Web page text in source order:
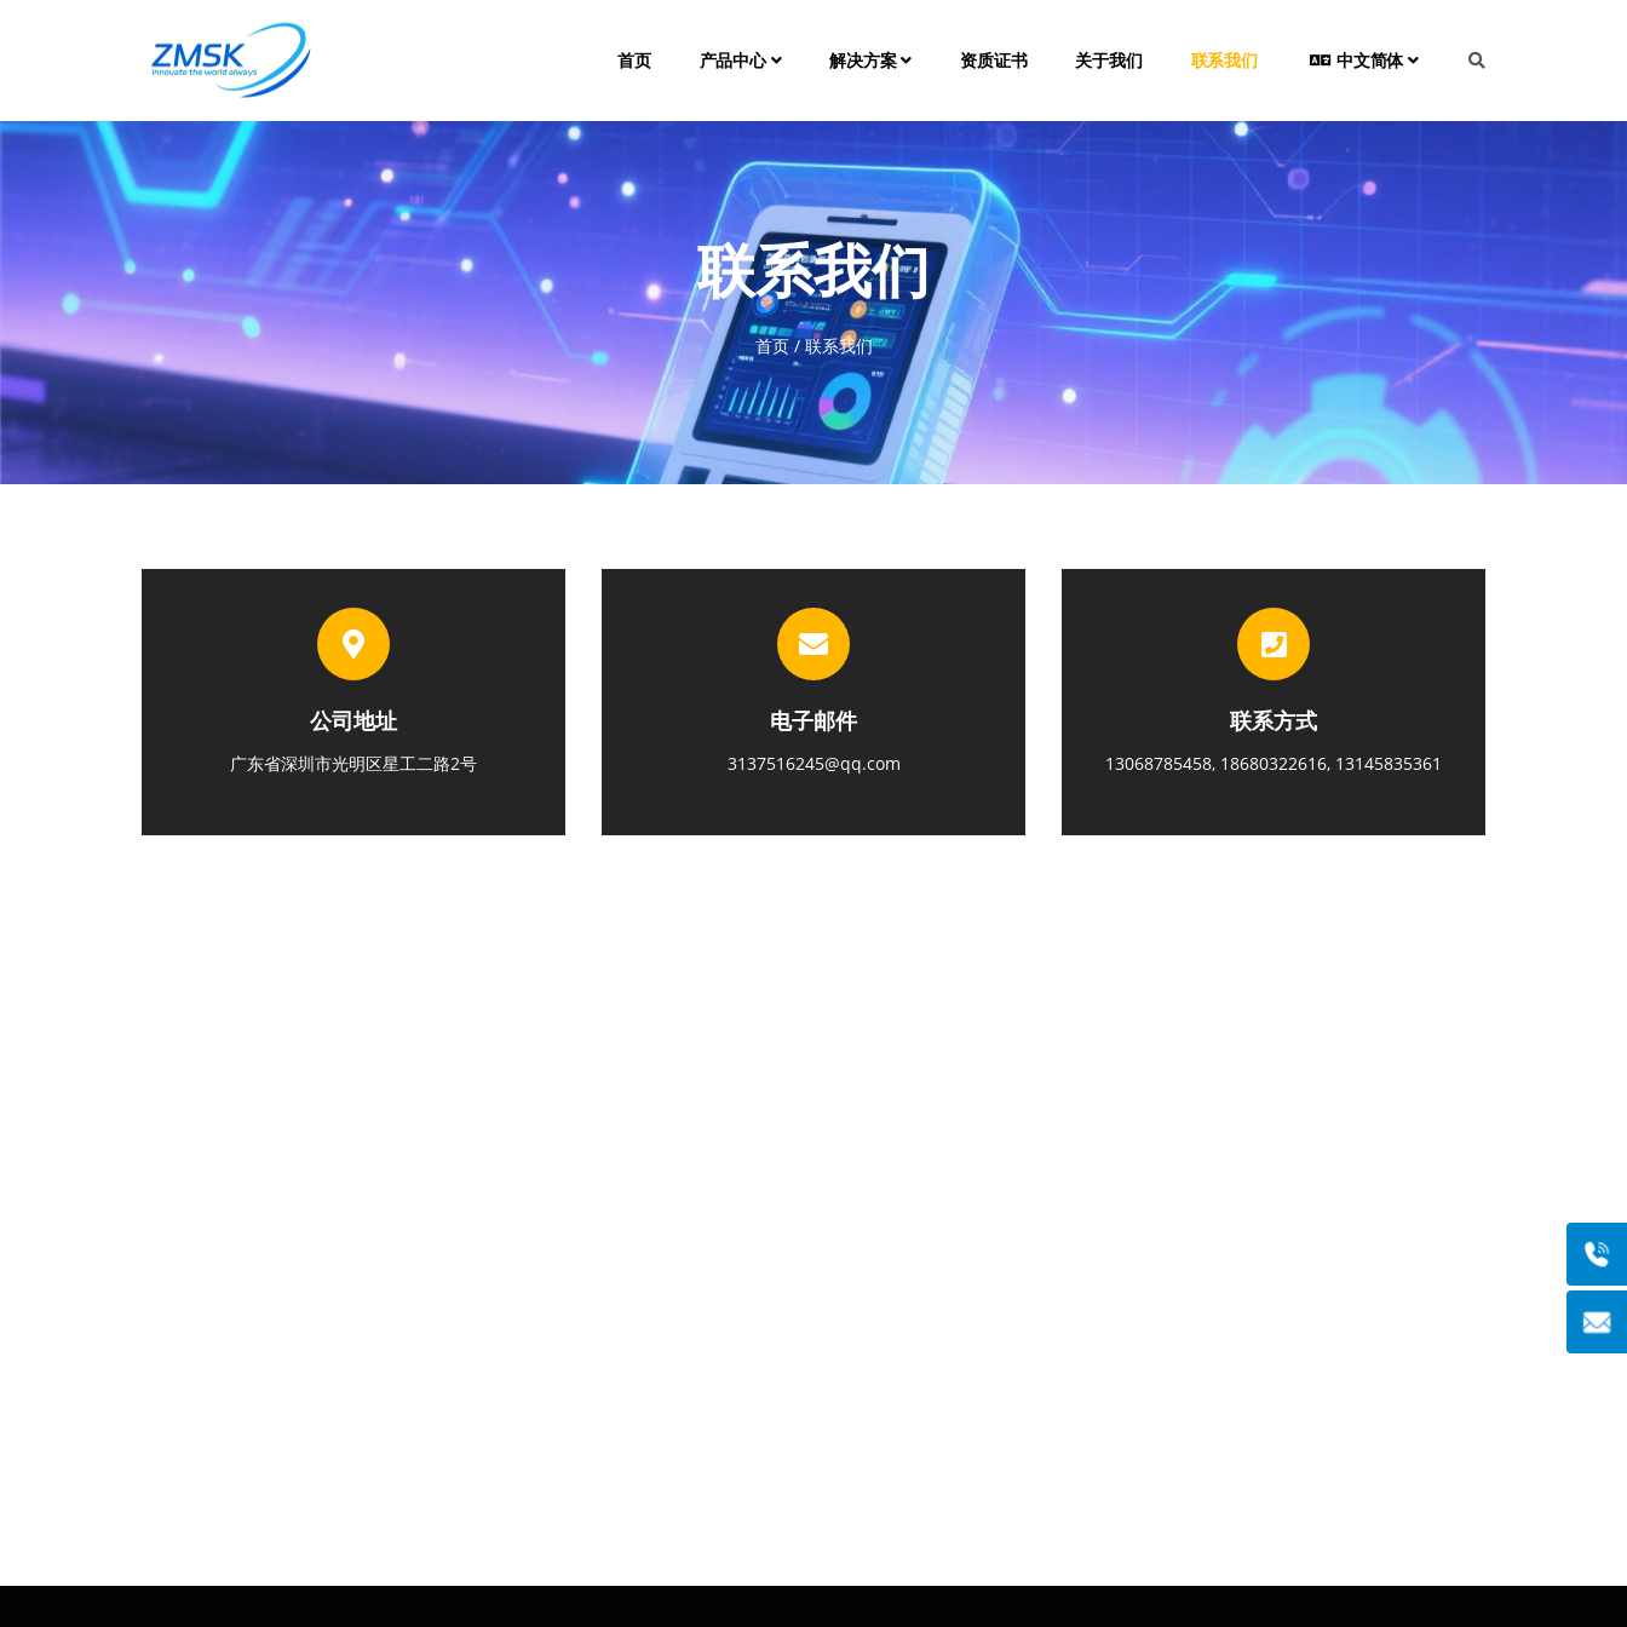
首页 产品中心 解决方案 资质证书 关于我们 联系我们 中文简体
联系我们
首页/联系我们
公司地址
广东省深圳市光明区星工二路2号
电子邮件
3137516245@qq.com
联系方式
13068785458, 18680322616, 13145835361